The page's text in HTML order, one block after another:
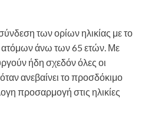
των ορίων ηλικίας με το
άνω των 65 ετών. Με
ήδη σχεδόν όλες οι
ανεβαίνει το προσδόκιμο
προσαρμογή στις ηλικίες